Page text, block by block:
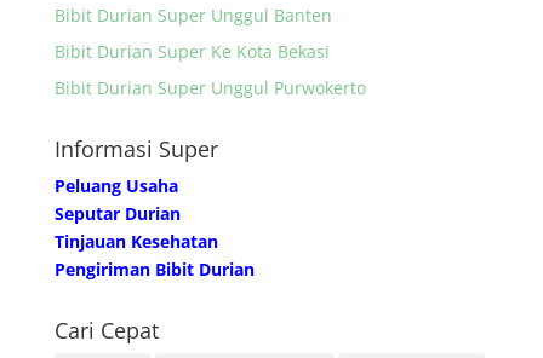
Bibit Durian Super Unggul Banten
Bibit Durian Super Ke Kota Bekasi
Bibit Durian Super Unggul Purwokerto
Informasi Super
Peluang Usaha
Seputar Durian
Tinjauan Kesehatan
Pengiriman Bibit Durian
Cari Cepat